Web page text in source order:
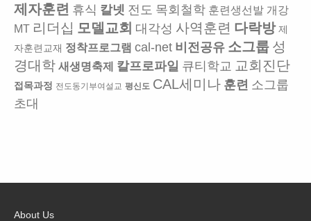
제자훈련 휴식 칼넷 전도 목회철학 훈련생선발 개강
MT 리더십 모델교회 대각성 사역훈련 다락방 제
자훈련교재 정착프로그램 cal-net 비전공유 소그룹 성
경대학 새생명축제 칼프로파일 큐티학교 교회진단
접목과정 전도동기부여설교 평신도 CAL세미나 훈련 소그룹
초대
About Us